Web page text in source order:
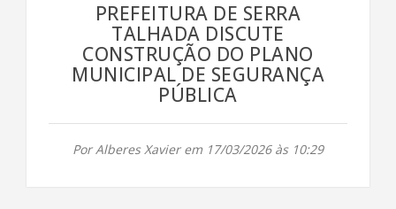
PREFEITURA DE SERRA
TALHADA DISCUTE
CONSTRUÇÃO DO PLANO
MUNICIPAL DE SEGURANÇA
PÚBLICA
Por Alberes Xavier em 17/03/2026 às 10:29